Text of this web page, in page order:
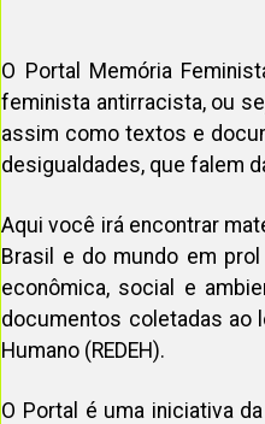
O Portal Memória
feminista antirracista, ou
assim como textos e
desigualdades, que falem
Aqui você irá encontrar
Brasil e do mundo em
econômica, social e
documentos coletadas ao
Humano (REDEH).
O Portal é uma iniciativa